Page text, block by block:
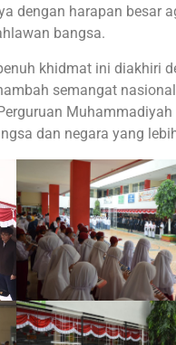
dengan harapan besar
bangsa.
khidmat ini diakhiri
semangat
dan negara yang